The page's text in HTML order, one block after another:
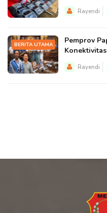
Rayendi
BERITA UTAMA
Pemprov
Rayendi